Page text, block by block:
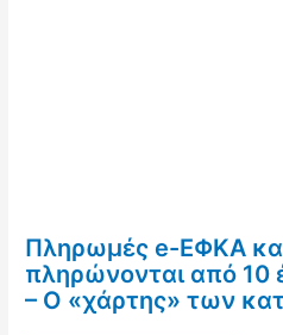
Πληρωμές e-ΕΦΚΑ
πληρώνονται από 10
– Ο «χάρτης» των